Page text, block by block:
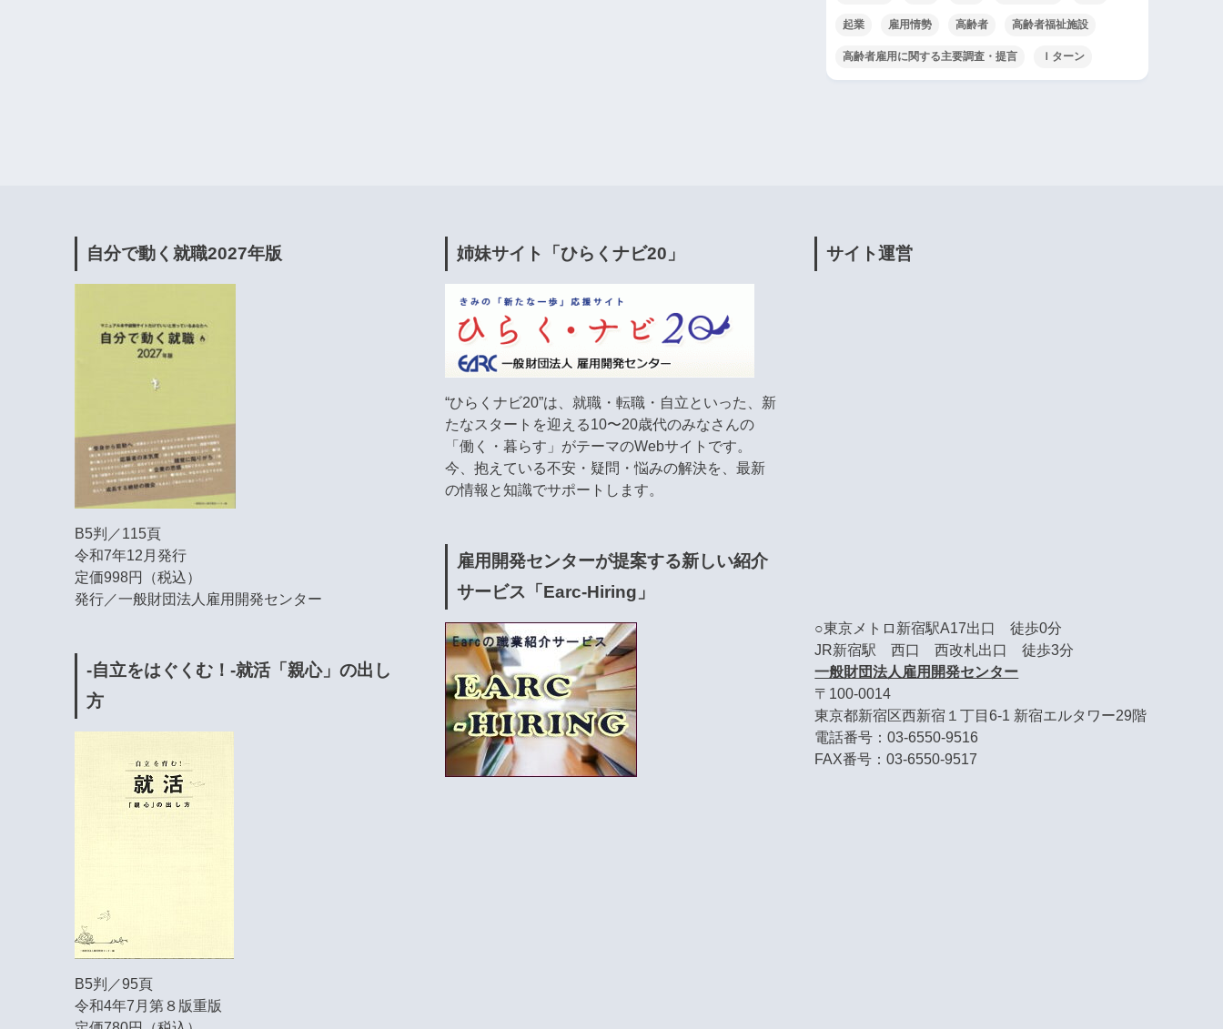
起業 雇用情勢 高齢者 高齢者福祉施設
高齢者雇用に関する主要調査・提言 Ｉターン
自分で動く就職2027年版
B5判／115頁
令和7年12月発行
定価998円（税込）
発行／一般財団法人雇用開発センター
-自立をはぐくむ！-就活「親心」の出し
方
B5判／95頁
令和4年7月第８版重版
姉妹サイト「ひらくナビ20」
“ひらくナビ20”は、就職・転職・自立といった、新
たなスタートを迎える10〜20歳代のみなさんの
「働く・暮らす」がテーマのWebサイトです。
今、抱えている不安・疑問・悩みの解決を、最新
の情報と知識でサポートします。
雇用開発センターが提案する新しい紹介
サービス「Earc-Hiring」
サイト運営
○東京メトロ新宿駅A17出口 徒歩0分
JR新宿駅 西口 西改札出口 徒歩3分
一般財団法人雇用開発センター
〒100-0014
東京都新宿区西新宿１丁目6-1 新宿エルタワー29階
電話番号：03-6550-9516
FAX番号：03-6550-9517